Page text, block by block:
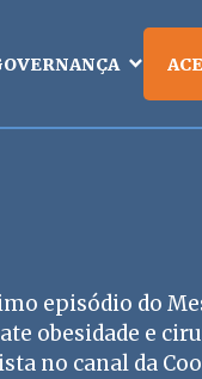
episódio do
obesidade e
no canal da